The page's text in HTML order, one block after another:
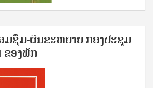
ມ​ຊ​ຶມ-ຜັນ​ຂະ​ຫ​ຍາຍ ກອງ​ປະ​ຊຸມ​
ຂອງ​ພັກ